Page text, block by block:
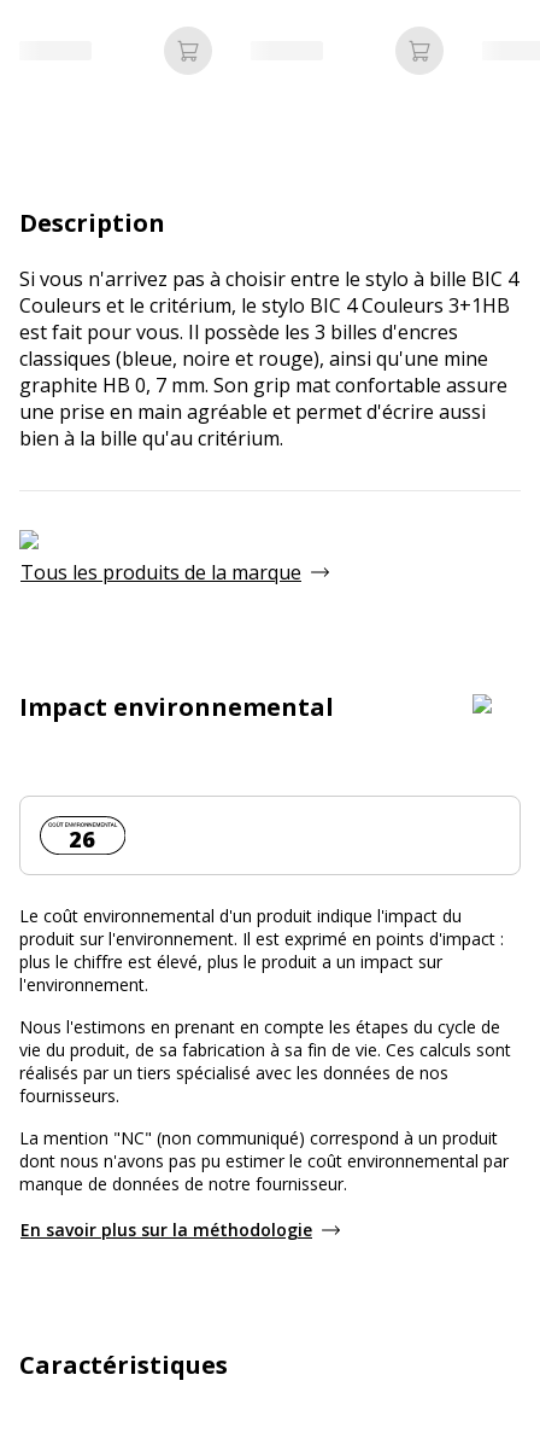
Ajouter au panier Ajouter au
Description
Si vous n'arrivez pas à choisir entre le stylo à bille BIC 4
Couleurs et le critérium, le stylo BIC 4 Couleurs 3+1HB
est fait pour vous. Il possède les 3 billes d'encres
classiques (bleue, noire et rouge), ainsi qu'une mine
graphite HB 0, 7 mm. Son grip mat confortable assure
une prise en main agréable et permet d'écrire aussi
bien à la bille qu'au critérium.
Tous les produits de la marque
Impact environnemental
Coût environnemental :
26
Le coût environnemental d'un produit indique l'impact du
produit sur l'environnement. Il est exprimé en points d'impact :
plus le chiffre est élevé, plus le produit a un impact sur
l'environnement.
Nous l'estimons en prenant en compte les étapes du cycle de
vie du produit, de sa fabrication à sa fin de vie. Ces calculs sont
réalisés par un tiers spécialisé avec les données de nos
fournisseurs.
La mention "NC" (non communiqué) correspond à un produit
dont nous n'avons pas pu estimer le coût environnemental par
manque de données de notre fournisseur.
En savoir plus sur la méthodologie
Caractéristiques